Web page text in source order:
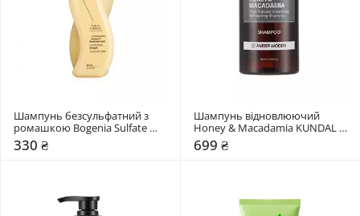
Шампунь безсульфатний з
ромашкою Bogenia Sulfate
Free
330 ₴
Шампунь відновлюючий
Honey & Macadamia KUNDAL
Amber Woody
699 ₴